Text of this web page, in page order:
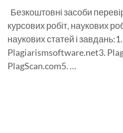
Безкоштовні засоби
курсових робіт, наукових
наукових статей і
Plagiarismsoftware.net3.
PlagScan.com5. …